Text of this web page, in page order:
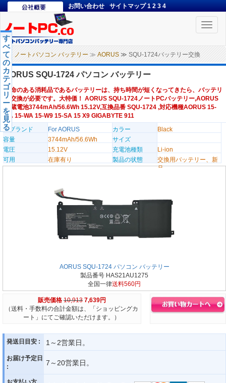
お問い合わせ サイトマップ 1 2 3 4
Toggle
ノートパソコン バッテリー ≫ AORUS ≫ SQU-1724バッテリー交換
す
べ
て
の
カ
テ
ゴ
リ
ー
を
見
る
AORUS SQU-1724 パソコン バッテリー
寿命のある消耗品であるバッテリーは、持ち時間が短くなってきたら、バッテリ
ー交換が必要です。大特価！ AORUS SQU-1724ノートPCバッテリー,AORUS
内蔵電池3744mAh/56.6Wh 15.12V,互換品番 SQU-1724 ,対応機種AORUS 15-
XA 15-WA 15-W9 15-SA 15 X9 GIGABYTE 911
のブランド
For AORUS カラー
Black
容量
3744mAh/56.6Wh
サイズ
電圧
15.12V 充電池種類
Li-ion
可用
在庫有り 製品の状態
交換用バッテリー、新
品
AORUS SQU-1724 パソコン バッテリー
製品番号 HAS21AU1275
全国一律送料560円
販売価格 10,913 7,639円
（送料・手数料の合計金額は、「ショッピングカ
ート」にてご確認いただけます。）
発送日目安 : 1～2営業日。
お届け予定日
:
7～20営業日。